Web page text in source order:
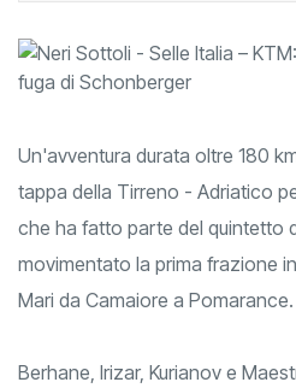
Un'avventura durata oltre 180
tappa della Tirreno - Adriatico
che ha fatto parte del quintetto
movimentato la prima frazione
Mari da Camaiore a Pomarance.
Berhane, Irizar, Kurianov e